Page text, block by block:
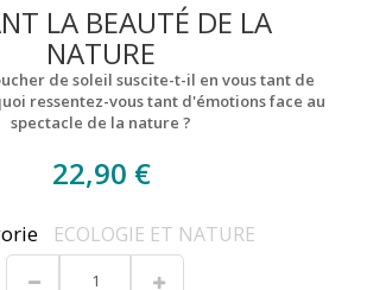
LA BEAUTÉ DE LA
NATURE
de soleil suscite-t-il en vous tant de
ressentez-vous tant d'émotions face au
spectacle de la nature ?
22,90 €
ECOLOGIE ET NATURE